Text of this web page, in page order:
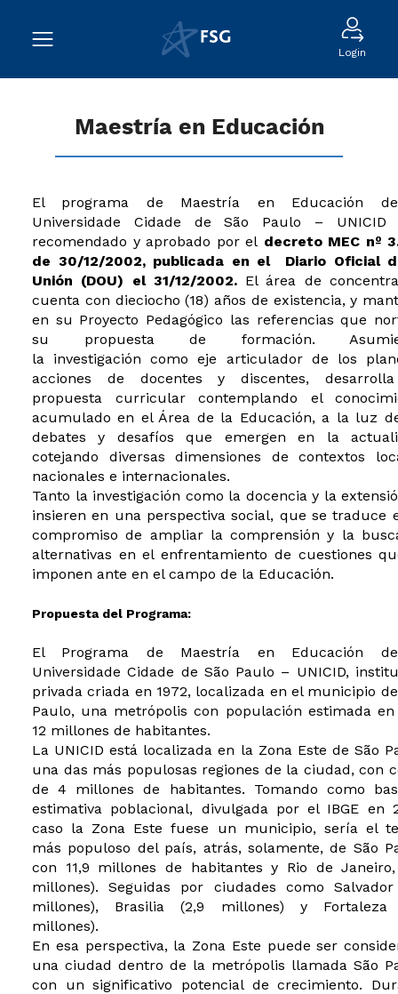
Login
Maestría en Educación
El programa de Maestría en Educación
Universidade Cidade de São Paulo –
recomendado y aprobado por el decreto MEC nº
de 30/12/2002, publicada en el Diario Oficial
Unión (DOU) el 31/12/2002.El área de
cuenta con dieciocho (18) años de existencia, y
en su Proyecto Pedagógico las referencias que
su propuesta de formación.
la investigación como eje articulador de los
acciones de docentes y discentes,
propuesta curricular contemplando el
acumulado en el Área de la Educación, a la luz
debates y desafíos que emergen en la
cotejando diversas dimensiones de contextos
nacionales e internacionales.
Tanto la investigación como la docencia y la
insieren en una perspectiva social, que se traduce
compromiso de ampliar la comprensión y la
alternativas en el enfrentamiento de cuestiones
imponen ante en el campo de la Educación.
Propuesta del Programa:
El Programa de Maestría en Educación
Universidade Cidade de São Paulo – UNICID,
privada criada en 1972, localizada en el municipio
Paulo, una metrópolis con populación estimada en
12 millones de habitantes.
La UNICID está localizada en la Zona Este de São
una das más populosas regiones de la ciudad, con
de 4 millones de habitantes. Tomando como
estimativa poblacional, divulgada por el IBGE en
caso la Zona Este fuese un municipio, sería el
más populoso del país, atrás, solamente, de São
con 11,9 millones de habitantes y Rio de Janeiro,
millones). Seguidas por ciudades como Salvador
millones), Brasilia (2,9 millones) y Fortaleza
millones).
En esa perspectiva, la Zona Este puede ser
una ciudad dentro de la metrópolis llamada São
con un significativo potencial de crecimiento.